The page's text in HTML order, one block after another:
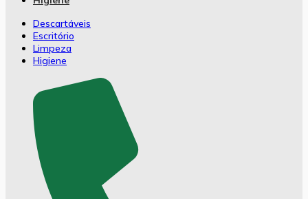
Descartáveis
Escritório
Limpeza
Higiene